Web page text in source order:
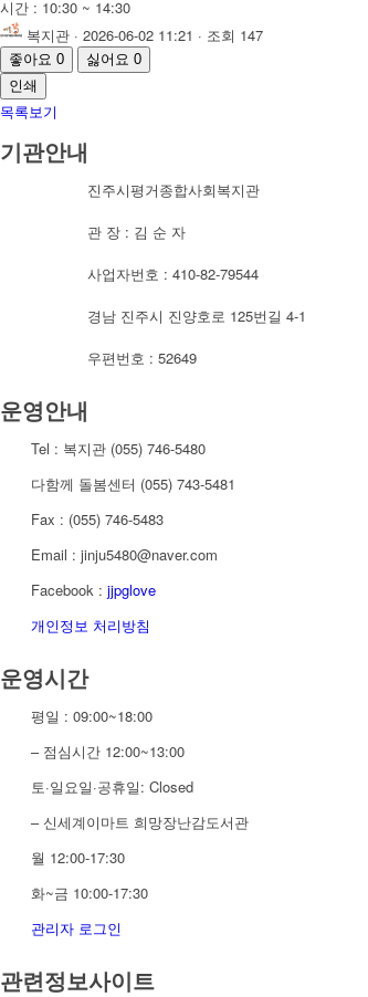
시간 : 10:30 ~ 14:30
복지관 · 2026-06-02 11:21 · 조회 147
좋아요 0 싫어요 0
인쇄
목록보기
기관안내
진주시평거종합사회복지관
관 장 : 김 순 자
사업자번호 : 410-82-79544
경남 진주시 진양호로 125번길 4-1
우편번호 : 52649
운영안내
Tel : 복지관 (055) 746-5480
다함께 돌봄센터 (055) 743-5481
Fax : (055) 746-5483
Email : jinju5480@naver.com
Facebook : jjpglove
개인정보 처리방침
운영시간
평일 : 09:00~18:00
– 점심시간 12:00~13:00
토·일요일·공휴일: Closed
– 신세계이마트 희망장난감도서관
월 12:00-17:30
화~금 10:00-17:30
관리자 로그인
관련정보사이트